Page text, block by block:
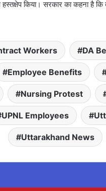
किया। सरकार का कहना है
Workers DA
Employee Benefits
Nursing Protest
UPNL Employees
Uttarakhand News